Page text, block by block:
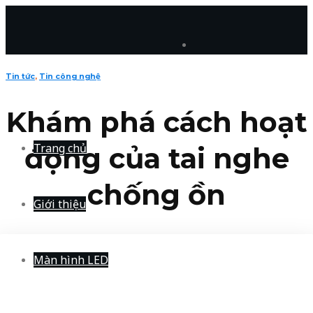
Trang chủ
Giới thiệu
Màn hình LED
Tin tức, Tin công nghệ
Khám phá cách hoạt
động của tai nghe
chống ồn